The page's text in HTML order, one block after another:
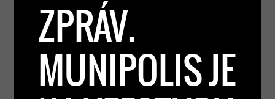
ZPRÁV.
MUNIPOLIS JE